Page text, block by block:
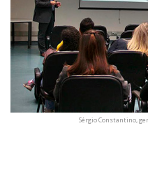
Sérgio Constantino,